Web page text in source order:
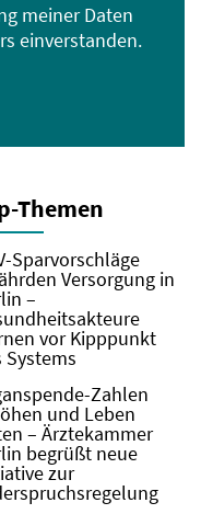
meiner Daten
einverstanden.
Themen
Sparvorschläge
Versorgung in
–
vor Kipppunkt
Systems
Zahlen
und Leben
– Ärztekammer
begrüßt neue
zur